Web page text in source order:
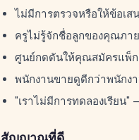
ไม่มีการตรวจหรือให้ข้อเส
ครูไม่รู้จักชื่อลูกของคุณภา
ศูนย์กดดันให้คุณสมัครแพ็ก
พนักงานขายดูดีกว่าพนักง
"เราไม่มีการทดลองเรียน